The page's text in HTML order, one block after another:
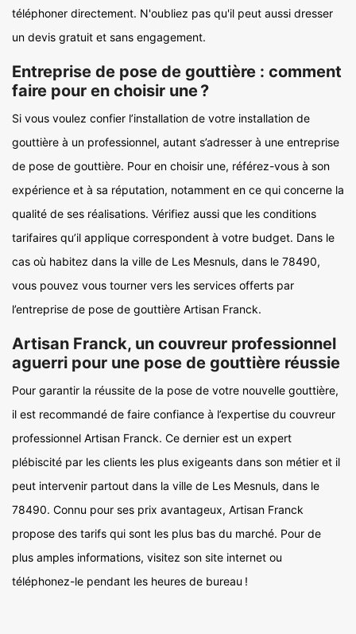
téléphoner directement. N'oubliez pas qu'il peut aussi dresser
un devis gratuit et sans engagement.
Entreprise de pose de gouttière : comment
faire pour en choisir une ?
Si vous voulez confier l’installation de votre installation de
gouttière à un professionnel, autant s’adresser à une entreprise
de pose de gouttière. Pour en choisir une, référez-vous à son
expérience et à sa réputation, notamment en ce qui concerne la
qualité de ses réalisations. Vérifiez aussi que les conditions
tarifaires qu’il applique correspondent à votre budget. Dans le
cas où habitez dans la ville de Les Mesnuls, dans le 78490,
vous pouvez vous tourner vers les services offerts par
l’entreprise de pose de gouttière Artisan Franck.
Artisan Franck, un couvreur professionnel
aguerri pour une pose de gouttière réussie
Pour garantir la réussite de la pose de votre nouvelle gouttière,
il est recommandé de faire confiance à l’expertise du couvreur
professionnel Artisan Franck. Ce dernier est un expert
plébiscité par les clients les plus exigeants dans son métier et il
peut intervenir partout dans la ville de Les Mesnuls, dans le
78490. Connu pour ses prix avantageux, Artisan Franck
propose des tarifs qui sont les plus bas du marché. Pour de
plus amples informations, visitez son site internet ou
téléphonez-le pendant les heures de bureau !